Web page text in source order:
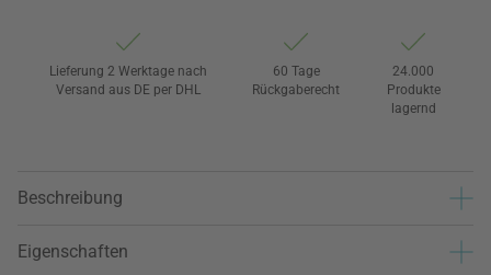
Lieferung 2 Werktage nach
Versand aus DE per DHL
60 Tage
Rückgaberecht
24.000
Produkte
lagernd
Beschreibung
Eigenschaften